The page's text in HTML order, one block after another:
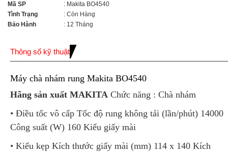
Mã SP
: Makita BO4540
Tình Trạng
: Còn Hàng
Bảo Hành
: 12 Tháng
Thông số kỹ thuật
Máy chà nhám rung Makita BO4540
Hãng sản xuất MAKITA Chức năng : Chà nhám
• Điều tốc vô cấp Tốc độ rung không tải (lần/phút) 14000
Công suất (W) 160 Kiểu giấy mài
• Kiểu kẹp Kích thước giấy mài (mm) 114 x 140 Kích